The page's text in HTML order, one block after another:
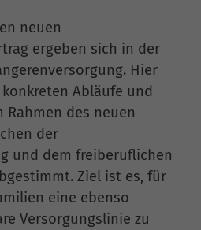
neuen
ergeben sich in der
Hier
Abläufe und
des neuen
der
und dem freiberuflichen
Ziel ist es, für
eine ebenso
Versorgungslinie zu